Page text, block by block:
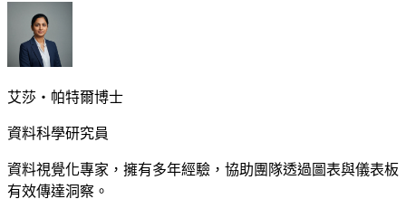
艾莎・帕特爾博士
資料科學研究員
資料視覺化專家，擁有多年經驗，協助團隊透過圖表與儀表板
有效傳達洞察。